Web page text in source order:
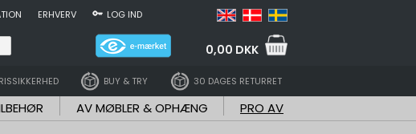
ERHVERV LOG IND
0,00 DKK
BUY & TRY 30 DAGES RETURRET
AV MØBLER & OPHÆNG PRO AV